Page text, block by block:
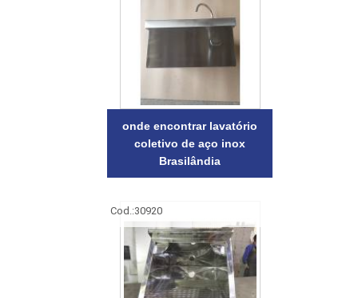
onde encontrar lavatório
coletivo de aço inox
Brasilândia
Cod.:30920